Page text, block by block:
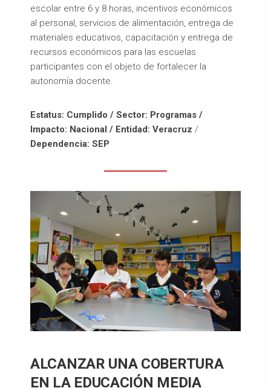
escolar entre 6 y 8 horas, incentivos económicos
al personal, servicios de alimentación, entrega de
materiales educativos, capacitación y entrega de
recursos económicos para las escuelas
participantes con el objeto de fortalecer la
autonomía docente.
Estatus: Cumplido / Sector: Programas /
Impacto: Nacional / Entidad: Veracruz /
Dependencia: SEP
ALCANZAR UNA COBERTURA
EN LA EDUCACIÓN MEDIA